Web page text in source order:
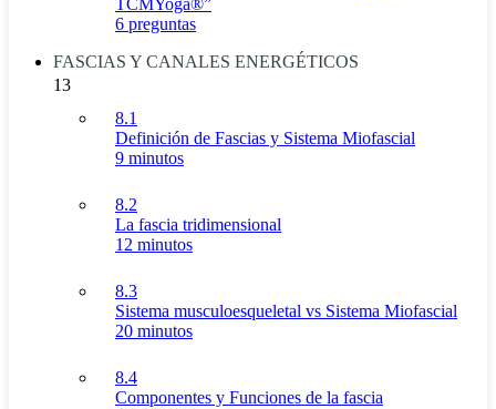
6 preguntas
FASCIAS Y CANALES ENERGÉTICOS
13
8.1
Definición de Fascias y Sistema Miofascial
9 minutos
8.2
La fascia tridimensional
12 minutos
8.3
Sistema musculoesqueletal vs Sistema Miofascial
20 minutos
8.4
Componentes y Funciones de la fascia